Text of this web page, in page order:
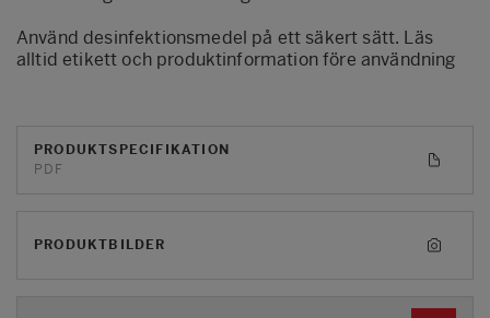
Använd desinfektionsmedel på ett säkert sätt. Läs
alltid etikett och produktinformation före användning
PRODUKTSPECIFIKATION
PDF
PRODUKTBILDER